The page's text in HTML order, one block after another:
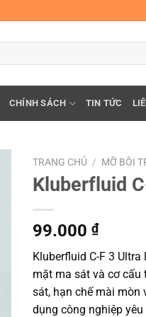
CHÍNH SÁCH TIN TỨC
TRANG CHỦ / MỠ BÔI
Kluberfluid
99.000 ₫
Kluberfluid C-F 3
mặt ma sát và cơ cấu
sát, hạn chế mài mòn
dụng công nghiệp